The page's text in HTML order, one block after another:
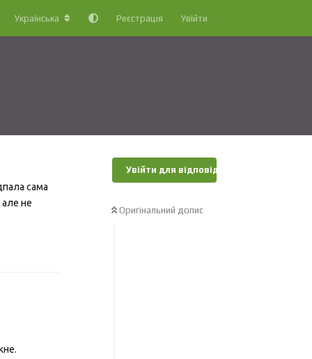
Українська Реєстрація Увійти
Увійти для відповіді
Оригінальний допис
сама
але не